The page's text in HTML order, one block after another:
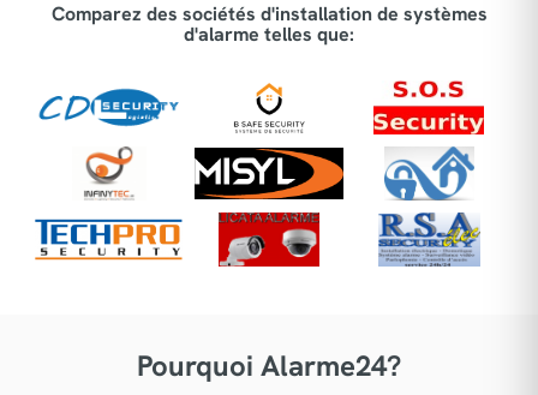
Comparez des sociétés d'installation de systèmes
d'alarme telles que:
Pourquoi Alarme24?